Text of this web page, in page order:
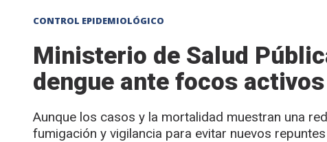
CONTROL EPIDEMIOLÓGICO
Ministerio de Salud
dengue ante focos
Aunque los casos y la mortalidad muestran una
fumigación y vigilancia para evitar nuevos